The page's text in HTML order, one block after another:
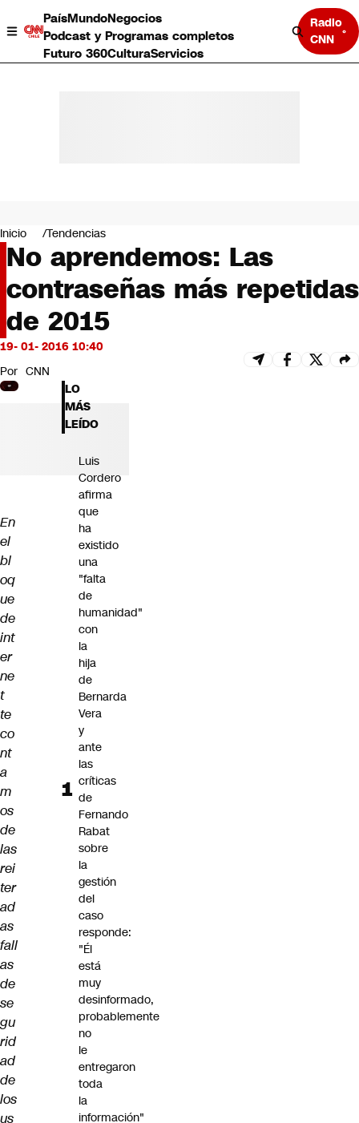
PaísMundoNegocios
Podcast y Programas completos
Futuro 360CulturaServicios
Radio
CNN
Negocios
Deportes
Programas completos
Cultura
Servicios
Bits
CNN tiempo
Futuro 360
Opinión
Inicio Tendencias
No aprendemos: Las
contraseñas más repetidas
de 2015
19- 01- 2016 10:40
Por CNN
En
el
bl
oq
ue
de
int
er
ne
t
te
co
nt
a
m
os
de
las
rei
ter
ad
as
fall
as
de
se
gu
rid
ad
de
los
us
LO
MÁS
LEÍDO
Luis
Cordero
afirma
que
ha
existido
una
"falta
de
humanidad"
con
la
hija
de
Bernarda
Vera
y
ante
las
críticas
de
Fernando
Rabat
sobre
la
gestión
del
caso
responde:
"Él
está
muy
desinformado,
probablemente
no
le
entregaron
toda
la
información"